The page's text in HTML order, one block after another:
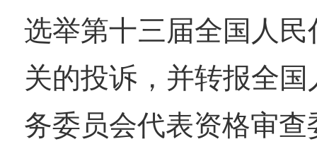
选举第十三届全国人
关的投诉，并转报全
务委员会代表资格审